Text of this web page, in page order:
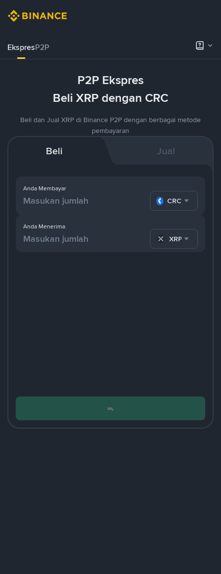
EkspresP2P
P2P Ekspres
Beli XRP dengan CRC
Beli dan Jual XRP di Binance P2P dengan berbagai metode
pembayaran
Beli Jual
Anda Membayar
CRC
Anda Menerima
XRP